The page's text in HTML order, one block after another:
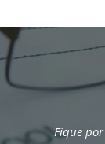
Fique